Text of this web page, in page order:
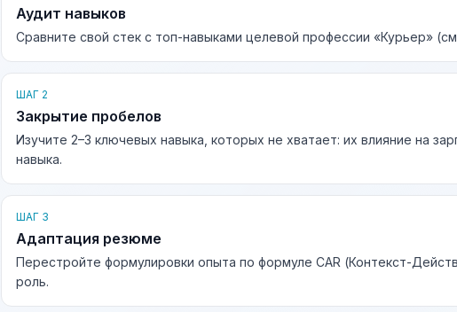
Аудит навыков
Сравните свой стек с топ-навыками целевой профессии «Курьер»
ШАГ 2
Закрытие пробелов
Изучите 2–3 ключевых навыка, которых не хватает: их влияние на
навыка.
ШАГ 3
Адаптация резюме
Перестройте формулировки опыта по формуле CAR (Контекст-
роль.